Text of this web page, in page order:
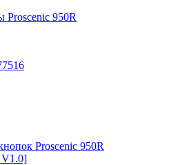
Proscenic 950R
Proscenic 950R